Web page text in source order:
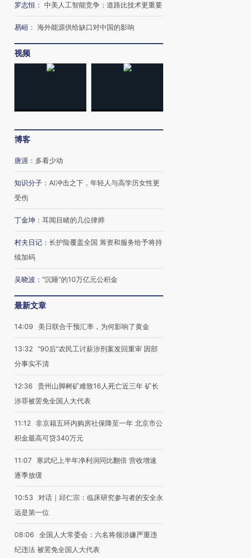
罗志恒 ： 中美人工智能竞争：道路比技术更重要
易峘 ： 海外能源供给缺口对中国的影响
视频
博客
唐涯 ： 多看少动
知识分子 ： AI冲击之下，年轻人与高学历女性更
受伤
丁金坤 ： 耳闻目睹的几位律师
村夫日记 ： 长护险覆盖全国 筹资和服务给予将持
续加码
吴晓波 ： “沉睡”的10万亿元公积金
最新文章
14:09 美日联合干预汇率，为何影响了黄金
13:32 “90后”农民工讨薪涉刑案发回重审 因部
分事实不清
12:36
贵州山脚树矿难致16人死亡近三年 矿长
涉罪被罢免全国人大代表
11:12 非京籍五环内购房社保降至一年 北京市公
积金最高可贷340万元
11:07
寒武纪上半年净利润同比翻倍 营收增速
逐季放缓
10:53
对话｜邱仁宗：临床研究参与者的安全永
远是第一位
08:06
全国人大常委会：六名将领涉嫌严重违
纪违法 被罢免全国人大代表